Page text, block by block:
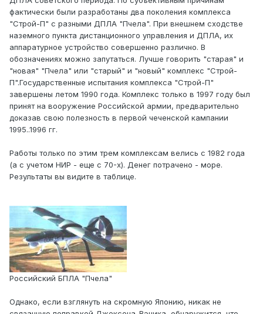
фактически были разработаны два поколения комплекса
"Строй-П" с разными ДПЛА "Пчела". При внешнем сходстве
наземного пункта дистанционного управления и ДПЛА, их
аппаратурное устройство совершенно различно. В
обозначениях можно запутаться. Лучше говорить "старая" и
"новая" "Пчела" или "старый" и "новый" комплекс "Строй-
П".Государственные испытания комплекса "Строй-П"
завершены летом 1990 года. Комплекс только в 1997 году был
принят на вооружение Российской армии, предварительно
доказав свою полезность в первой чеченской кампании
1995..1996 гг.
Работы только по этим трем комплексам велись с 1982 года
(а с учетом НИР - еще с 70-х). Денег потрачено - море.
Результаты вы видите в таблице.
Российский БПЛА "Пчела"
Однако, если взглянуть на скромную Японию, никак не